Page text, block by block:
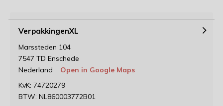
VerpakkingenXL
Marssteden 104
7547 TD Enschede
Nederland
Open in Google Maps
KvK: 74720279
BTW: NL860003772B01